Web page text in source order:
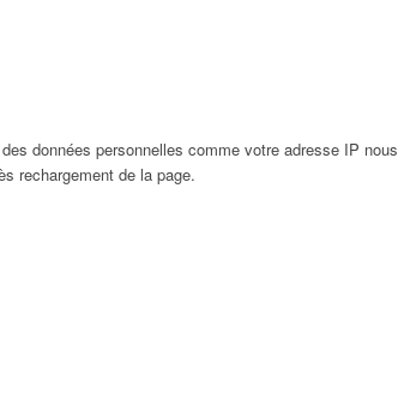
données personnelles comme votre adresse IP nous
rechargement de la page.